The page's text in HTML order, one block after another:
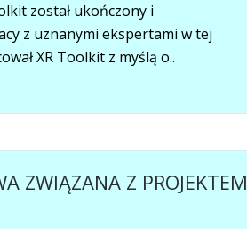
został ukończony i
z uznanymi ekspertami w tej
XR Toolkit z myślą o..
ZWIĄZANA Z PROJEKTEM